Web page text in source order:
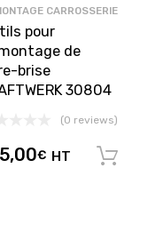
CARROSSERIE
pour
de
brise
30804
(0 reviews)
€ HT